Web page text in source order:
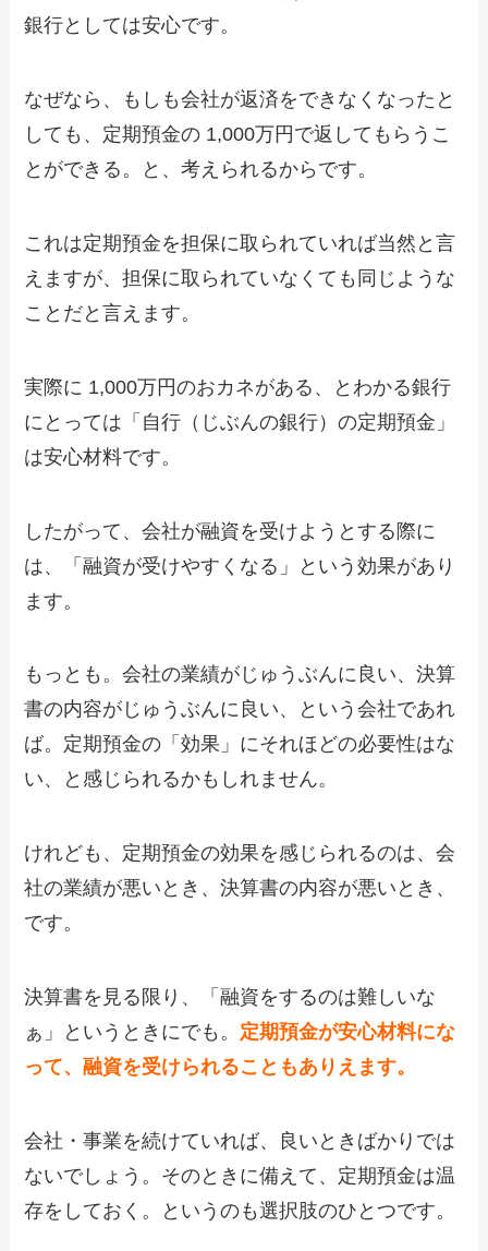
銀行としては安心です。
なぜなら、もしも会社が返済をできなくなったと
しても、定期預金の 1,000万円で返してもらうこ
とができる。と、考えられるからです。
これは定期預金を担保に取られていれば当然と言
えますが、担保に取られていなくても同じような
ことだと言えます。
実際に 1,000万円のおカネがある、とわかる銀行
にとっては「自行（じぶんの銀行）の定期預金」
は安心材料です。
したがって、会社が融資を受けようとする際に
は、「融資が受けやすくなる」という効果があり
ます。
もっとも。会社の業績がじゅうぶんに良い、決算
書の内容がじゅうぶんに良い、という会社であれ
ば。定期預金の「効果」にそれほどの必要性はな
い、と感じられるかもしれません。
けれども、定期預金の効果を感じられるのは、会
社の業績が悪いとき、決算書の内容が悪いとき、
です。
決算書を見る限り、「融資をするのは難しいな
ぁ」というときにでも。 定期預金が安心材料にな
って、融資を受けられることもありえます。
会社・事業を続けていれば、良いときばかりでは
ないでしょう。そのときに備えて、定期預金は温
存をしておく。というのも選択肢のひとつです。